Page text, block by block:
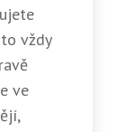
vždy
ve